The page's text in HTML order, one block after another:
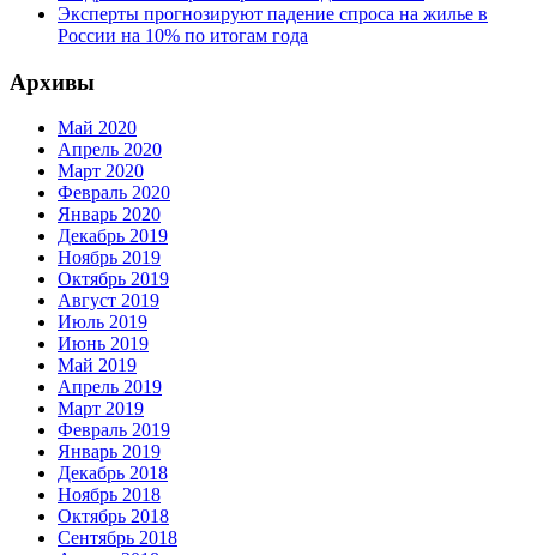
Эксперты прогнозируют падение спроса на жилье в
России на 10% по итогам года
Архивы
Май 2020
Апрель 2020
Март 2020
Февраль 2020
Январь 2020
Декабрь 2019
Ноябрь 2019
Октябрь 2019
Август 2019
Июль 2019
Июнь 2019
Май 2019
Апрель 2019
Март 2019
Февраль 2019
Январь 2019
Декабрь 2018
Ноябрь 2018
Октябрь 2018
Сентябрь 2018